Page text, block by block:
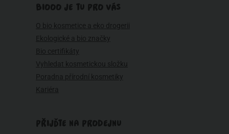
BIOOO JE TU PRO VÁS
O bio kosmetice a eko drogerii
Ekologické a bio značky
Bio certifikáty
Vyhledat kosmetickou složku
Poradna přírodní kosmetiky
Kariéra
PŘIJĎTE NA PRODEJNU